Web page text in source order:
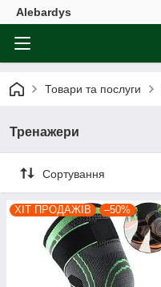
Alebardys
Товари та послуги
Тренажери
Сортування
ХІТ ПРОДАЖІВ –50%